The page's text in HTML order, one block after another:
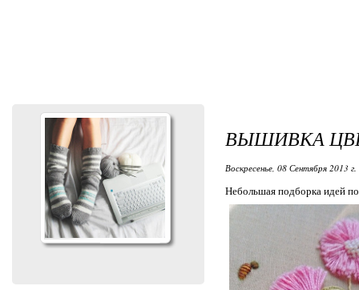
ВЫШИВКА
Воскресенье, 08 Сентября 2013
Небольшая подборка идей